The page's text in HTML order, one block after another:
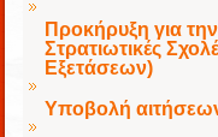
Προκήρυξη για
Στρατιωτικές
Εξετάσεων)
Υποβολή αιτήσεων